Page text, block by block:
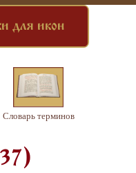
для икон
Словарь терминов